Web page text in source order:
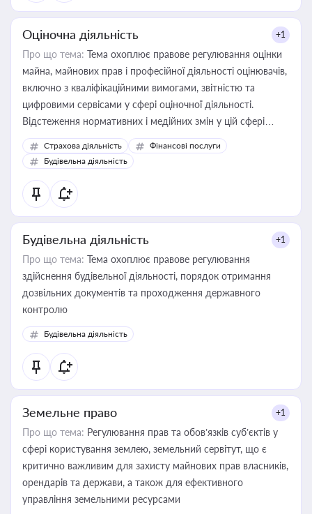
Оціночна діяльність +1
Про що тема: Тема охоплює правове регулювання оцінки
майна, майнових прав і професійної діяльності оцінювачів,
включно з кваліфікаційними вимогами, звітністю та
цифровими сервісами у сфері оціночної діяльності.
Відстеження нормативних і медійних змін у цій сфері
корисне для власника бізнесу, керівника, юриста або
бухгалтера під час оподаткування, приватизації, оренди
державного майна, корпоративних угод і перевірки
статусу суб'єктів оціночної діяльності
Страхова діяльність
Фінансові послуги
Будівельна діяльність
Будівельна діяльність +1
Про що тема: Тема охоплює правове регулювання
здійснення будівельної діяльності, порядок отримання
дозвільних документів та проходження державного
контролю
Будівельна діяльність
Земельне право +1
Про що тема: Регулювання прав та обов’язків суб’єктів у
сфері користування землею, земельний сервітут, що є
критично важливим для захисту майнових прав власників,
орендарів та держави, а також для ефективного
управління земельними ресурсами